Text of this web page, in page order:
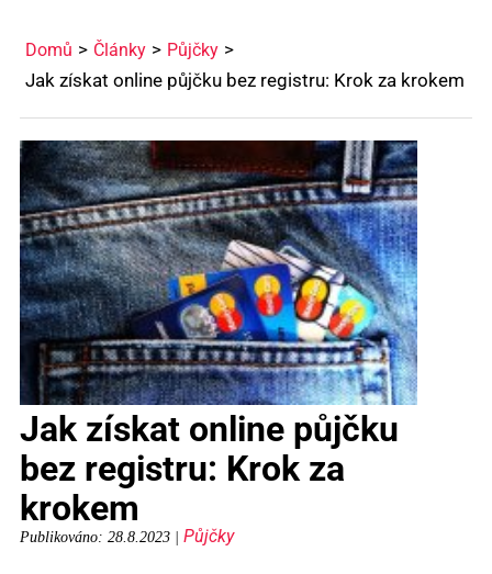
Domů Články Půjčky
Jak získat online půjčku bez registru: Krok za krokem
Jak získat online půjčku
bez registru: Krok za
krokem
Publikováno: 28.8.2023 | Půjčky